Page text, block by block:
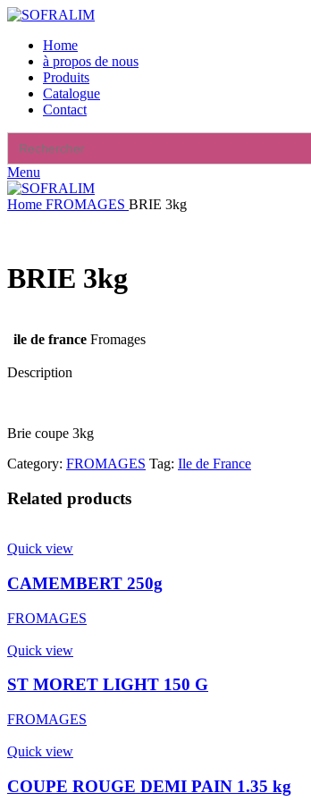
Home
à propos de nous
Produits
Catalogue
Contact
Search
for:
Menu
Home FROMAGES BRIE 3kg
BRIE 3kg
ile de france Fromages
Description
Brie coupe 3kg
Category: FROMAGES Tag: Ile de France
Related products
Quick view
CAMEMBERT 250g
FROMAGES
Quick view
ST MORET LIGHT 150 G
FROMAGES
Quick view
COUPE ROUGE DEMI PAIN 1.35 kg